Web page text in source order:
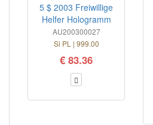
5 $ 2003 Freiwillige
Helfer Hologramm
AU200300027
Si PL | 999.00
€ 83.36